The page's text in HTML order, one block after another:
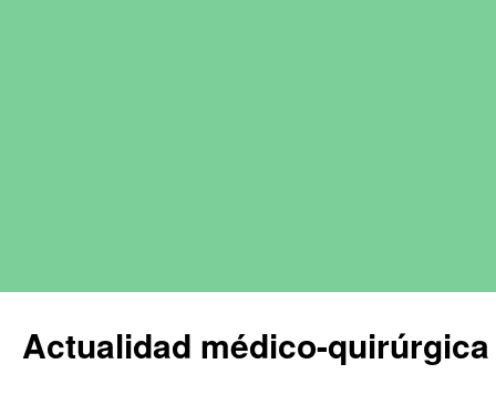
Actualidad médico-